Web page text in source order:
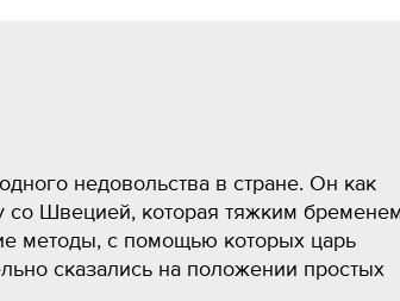
недовольства в стране. Он как
со Швецией, которая тяжким
методы, с помощью которых царь
сказались на положении простых